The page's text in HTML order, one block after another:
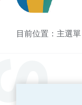
目前位置：主選單
:::